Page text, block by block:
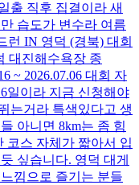
출 직후 집결이라 새
습도가 변수라 여름
런 IN 영덕 (경북) 대회
대진해수욕장 종
~ 2026.07.06 대회 자
일이라 지금 신청해야
는거라 특색있다고 생
아니면 8km는 좀 힘
코스 자체가 짧아서 입
싶습니다. 영덕 대게
낌으로 즐기는 분들